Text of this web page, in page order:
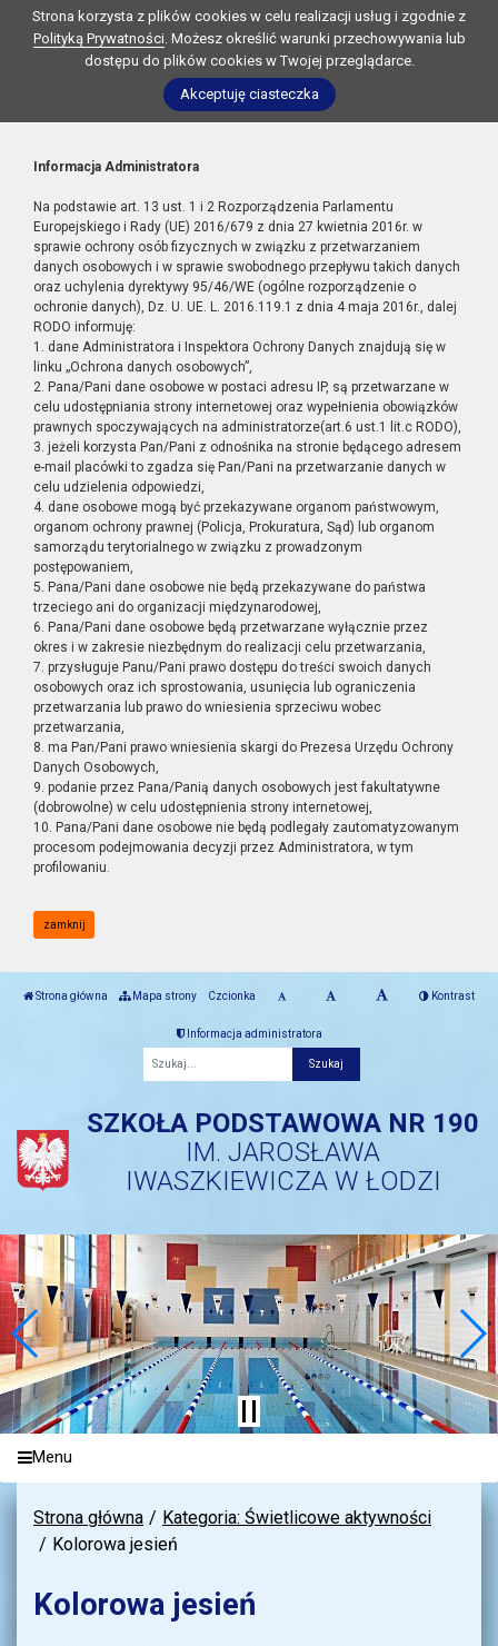
Strona korzysta z plików cookies w celu realizacji usług i zgodnie z
Polityką Prywatności. Możesz określić warunki przechowywania lub
dostępu do plików cookies w Twojej przeglądarce.
Akceptuję ciasteczka
Informacja Administratora
Na podstawie art. 13 ust. 1 i 2 Rozporządzenia Parlamentu
Europejskiego i Rady (UE) 2016/679 z dnia 27 kwietnia 2016r. w
sprawie ochrony osób fizycznych w związku z przetwarzaniem
danych osobowych i w sprawie swobodnego przepływu takich danych
oraz uchylenia dyrektywy 95/46/WE (ogólne rozporządzenie o
ochronie danych), Dz. U. UE. L. 2016.119.1 z dnia 4 maja 2016r., dalej
RODO informuję:
1. dane Administratora i Inspektora Ochrony Danych znajdują się w
linku „Ochrona danych osobowych”,
2. Pana/Pani dane osobowe w postaci adresu IP, są przetwarzane w
celu udostępniania strony internetowej oraz wypełnienia obowiązków
prawnych spoczywających na administratorze(art.6 ust.1 lit.c RODO),
3. jeżeli korzysta Pan/Pani z odnośnika na stronie będącego adresem
e-mail placówki to zgadza się Pan/Pani na przetwarzanie danych w
celu udzielenia odpowiedzi,
4. dane osobowe mogą być przekazywane organom państwowym,
organom ochrony prawnej (Policja, Prokuratura, Sąd) lub organom
samorządu terytorialnego w związku z prowadzonym
postępowaniem,
5. Pana/Pani dane osobowe nie będą przekazywane do państwa
trzeciego ani do organizacji międzynarodowej,
6. Pana/Pani dane osobowe będą przetwarzane wyłącznie przez
okres i w zakresie niezbędnym do realizacji celu przetwarzania,
7. przysługuje Panu/Pani prawo dostępu do treści swoich danych
osobowych oraz ich sprostowania, usunięcia lub ograniczenia
przetwarzania lub prawo do wniesienia sprzeciwu wobec
przetwarzania,
8. ma Pan/Pani prawo wniesienia skargi do Prezesa Urzędu Ochrony
Danych Osobowych,
9. podanie przez Pana/Panią danych osobowych jest fakultatywne
(dobrowolne) w celu udostępnienia strony internetowej,
10. Pana/Pani dane osobowe nie będą podlegały zautomatyzowanym
procesom podejmowania decyzji przez Administratora, w tym
profilowaniu.
zamknij
Strona główna Mapa strony Czcionka Kontrast
Informacja administratora
SZKOŁA PODSTAWOWA NR 190
IM. JAROSŁAWA
IWASZKIEWICZA W ŁODZI
Menu
Strona główna
Kategoria: Świetlicowe aktywności
Kolorowa jesień
Kolorowa jesień